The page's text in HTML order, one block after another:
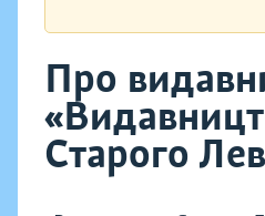
Про
Старого